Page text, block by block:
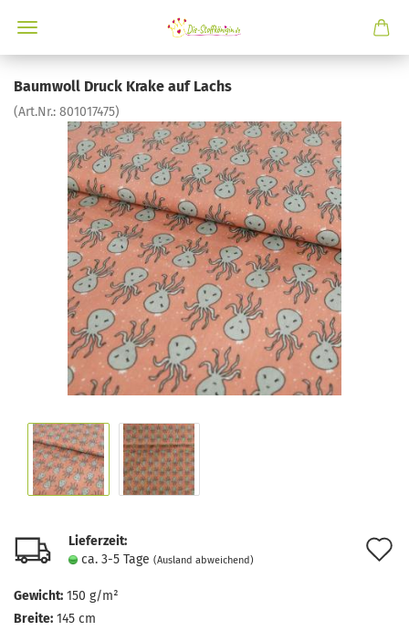
Baumwoll Druck Krake auf Lachs
(Art.Nr.: 801017475)
Lieferzeit:
ca. 3-5 Tage (Ausland abweichend)
Gewicht: 150 g/m²
Breite: 145 cm